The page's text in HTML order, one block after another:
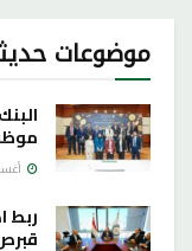
موضوعات
ربط